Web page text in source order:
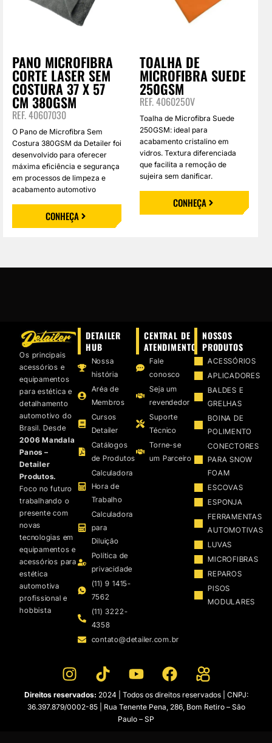
PANO MICROFIBRA
CORTE LASER SEM
COSTURA 37 X 57
CM 380GSM
REF. 40607030
CONHEÇA
O Pano de Microfibra Sem
Costura 380GSM da Detailer foi
desenvolvido para oferecer
máxima eficiência e segurança
em processos de limpeza e
acabamento automotivo
TOALHA DE
MICROFIBRA SUEDE
250GSM
REF. 4060250V
Toalha de Microfibra Suede
250GSM: ideal para
acabamento cristalino em
vidros. Textura diferenciada
que facilita a remoção de
sujeira sem danificar.
CONHEÇA
Os principais
acessórios e
equipamentos
para estética e
detalhamento
automotivo do
Brasil. Desde
2006 Mandala
Panos –
Detailer
Produtos.
Foco no futuro
trabalhando o
presente com
novas
tecnologias em
equipamentos e
acessórios para
estética
automotiva
profissional e
hobbista
DETAILER
HUB
Nossa
história
Aréa de
Membros
Cursos
Detailer
Catálogos
de Produtos
Calculadora
Hora de
Trabalho
Calculadora
para
Diluição
Política de
privacidade
(11) 9 1415-
7562
(11) 3222-
4358
contato@detailer.com.br
CENTRAL DE
ATENDIMENTO
Fale
conosco
Seja um
revendedor
Suporte
Técnico
Torne-se
um Parceiro
NOSSOS
PRODUTOS
ACESSÓRIOS
APLICADORES
BALDES E
GRELHAS
BOINA DE
POLIMENTO
CONECTORES
PARA SNOW
FOAM
ESCOVAS
ESPONJA
FERRAMENTAS
AUTOMOTIVAS
LUVAS
MICROFIBRAS
REPAROS
PISOS
MODULARES
Direitos reservados: 2024 | Todos os direitos reservados | CNPJ:
36.397.879/0002-85 | Rua Tenente Pena, 286, Bom Retiro – São
Paulo – SP